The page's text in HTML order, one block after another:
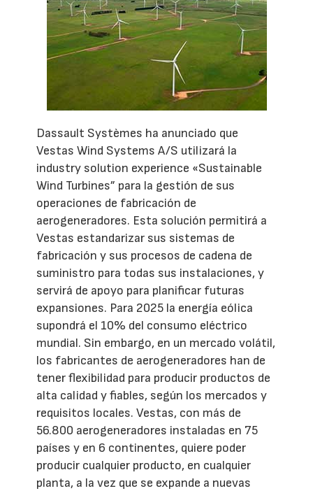
Dassault Systèmes ha anunciado que
Vestas Wind Systems A/S utilizará la
industry solution experience «Sustainable
Wind Turbines” para la gestión de sus
operaciones de fabricación de
aerogeneradores. Esta solución permitirá a
Vestas estandarizar sus sistemas de
fabricación y sus procesos de cadena de
suministro para todas sus instalaciones, y
servirá de apoyo para planificar futuras
expansiones. Para 2025 la energía eólica
supondrá el 10% del consumo eléctrico
mundial. Sin embargo, en un mercado volátil,
los fabricantes de aerogeneradores han de
tener flexibilidad para producir productos de
alta calidad y fiables, según los mercados y
requisitos locales. Vestas, con más de
56.800 aerogeneradores instaladas en 75
países y en 6 continentes, quiere poder
producir cualquier producto, en cualquier
planta, a la vez que se expande a nuevas